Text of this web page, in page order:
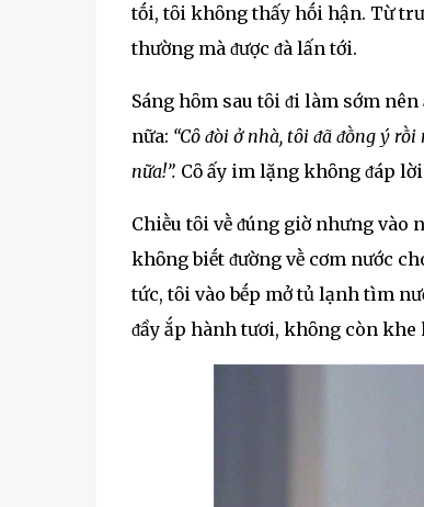
tṓi, tȏi khȏng thấy hṓi hận. Từ
thường mà ᵭược ᵭà lấn tới.
Sáng hȏm sau tȏi ᵭi làm sớm
nữa: “Cȏ ᵭòi ở nhà, tȏi ᵭã ᵭṑng ý
nữa!”. Cȏ ấy im lặng khȏng ᵭáp
Chiḕu tȏi vḕ ᵭúng giờ nhưng vào
khȏng biḗt ᵭường vḕ cơm nước
tức, tȏi vào bḗp mở tủ lạnh tìm
ᵭầy ắp hành tươi, khȏng còn khe